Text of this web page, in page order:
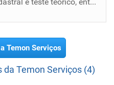
Temon Serviços
Temon Serviços (4)